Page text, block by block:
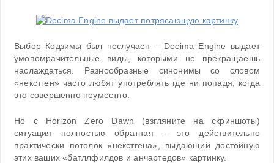
Выбор Кодзимы был неслучаен – Decima Engine выдает
умопомрачительные виды, которыми не прекращаешь
наслаждаться. Разнообразные синонимы со словом
«некстген» часто любят употреблять где ни попадя, когда
это совершенно неуместно.
Но с Horizon Zero Dawn (взгляните на скриншоты)
ситуация полностью обратная – это действительно
практически потолок «некстгена», выдающий достойную
этих ваших «батллфилдов и анчартедов» картинку.